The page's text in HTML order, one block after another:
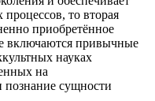
то вторая
приобретённое
включаются привычные
науках
на
познание сущности